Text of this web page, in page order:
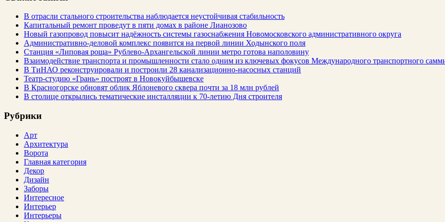
В отрасли стального строительства наблюдается неустойчивая стабильность
Капитальный ремонт проведут в пяти домах в районе Лианозово
Новый газопровод повысит надёжность системы газоснабжения Новомосковского административного округа
Административно-деловой комплекс появится на первой линии Ходынского поля
Станция «Липовая роща» Рублево-Архангельской линии метро готова наполовину
Взаимодействие транспорта и промышленности стало одним из ключевых фокусов Международного транспортного
В ТиНАО реконструировали и построили 28 канализационно-насосных станций
Театр-студию «Грань» построят в Новокуйбышевске
В Красногорске обновят облик Яблоневого сквера почти за 18 млн рублей
В столице открылись тематические инсталляции к 70-летию Дня строителя
Рубрики
Арт
Архитектура
Ворота
Главная категория
Декор
Дизайн
Заборы
Интересное
Интерьер
Интерьеры